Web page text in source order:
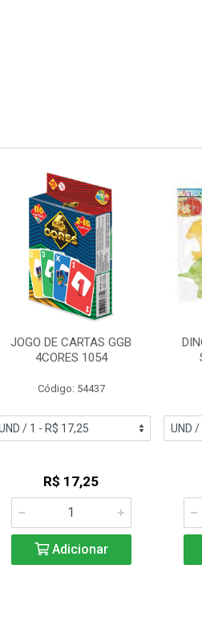
JOGO DE CARTAS GGB
4CORES 1054
Código: 54437
R$ 17,25
Adicionar